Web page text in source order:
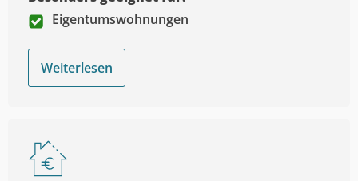
Eigentumswohnungen
Weiterlesen